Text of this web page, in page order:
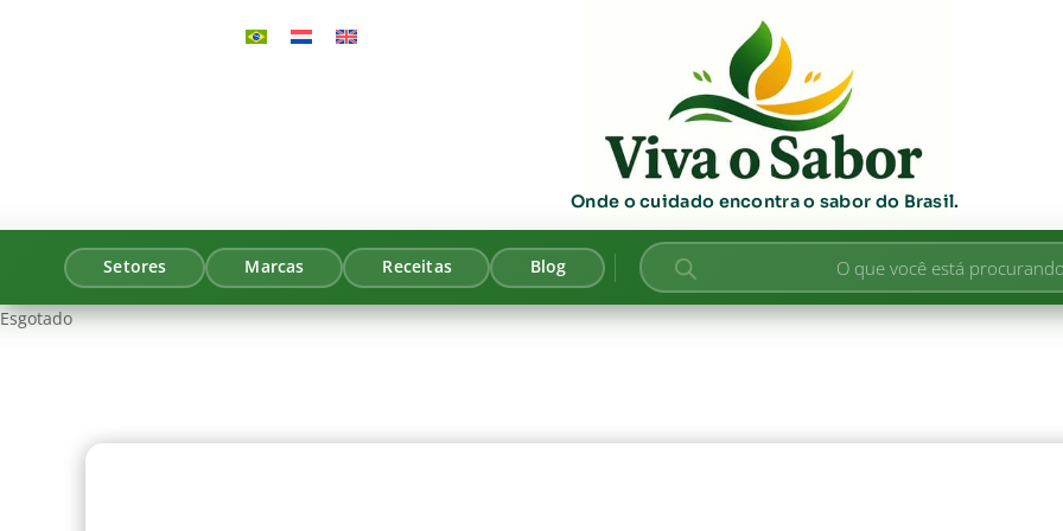
Onde o cuidado encontra o sabor do Brasil.
Setores Marcas Receitas Blog Pesquisar
produtos
Esgotado